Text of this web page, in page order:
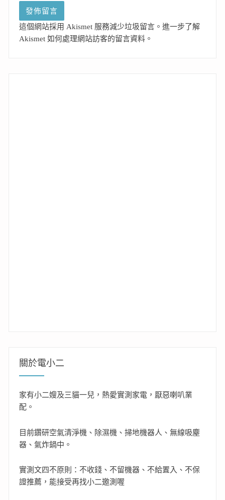
這個網站採用 Akismet 服務減少垃圾留言。 進一步了解
Akismet 如何處理網站訪客的留言資料 。
關於電小二
家有小二嫂及三貓一兒，熱愛實測家電，厭惡喇叭業
配。
目前鑽研空氣清淨機、除濕機、掃地機器人、無線吸塵
器、氣炸鍋中。
實測文四不原則：不收錢、不留機器、不給置入、不保
證推薦，能接受再找小二邀測喔